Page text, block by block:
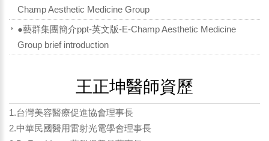
Champ Aesthetic Medicine Group
●藝群集團簡介ppt-英文版-E-Champ Aesthetic Medicine
Group brief introduction
王正坤醫師資歷
1.台灣美容醫療促進協會理事長
2.中華民國醫用雷射光電學會理事長